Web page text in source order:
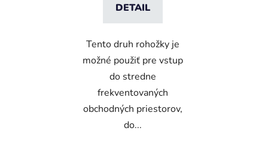
DETAIL
Tento druh rohožky je
možné použiť pre vstup
do stredne
frekventovaných
obchodných priestorov,
do...